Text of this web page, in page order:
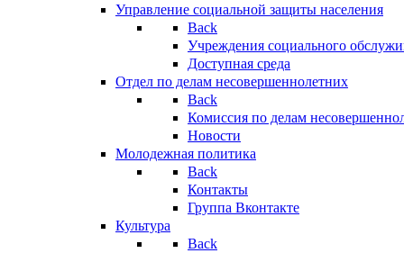
Управление социальной защиты населения
Back
Учреждения социального
Доступная среда
Отдел по делам несовершеннолетних
Back
Комиссия по делам
Новости
Молодежная политика
Back
Контакты
Группа Вконтакте
Культура
Back